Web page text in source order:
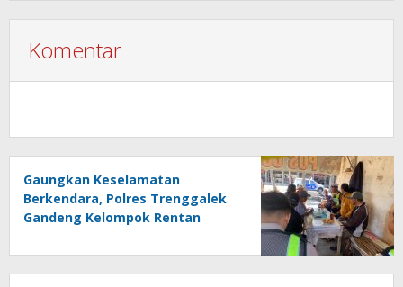
Komentar
Gaungkan Keselamatan
Berkendara, Polres Trenggalek
Gandeng Kelompok Rentan